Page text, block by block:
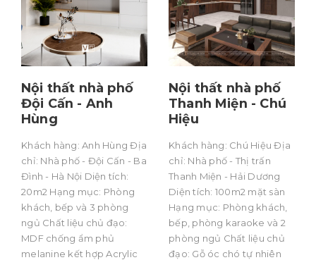
Nội thất nhà phố
Đội Cấn - Anh
Hùng
Khách hàng: Anh Hùng Địa
chỉ: Nhà phố - Đội Cấn - Ba
Đình - Hà Nội Diện tích:
20m2 Hạng mục: Phòng
khách, bếp và 3 phòng
ngủ Chất liệu chủ đạo:
MDF chống ẩm phủ
melanine kết hợp Acrylic
Nội thất nhà phố
Thanh Miện - Chú
Hiệu
Khách hàng: Chú Hiệu Địa
chỉ: Nhà phố - Thị trấn
Thanh Miện - Hải Dương
Diện tích: 100m2 mặt sàn
Hạng mục: Phòng khách,
bếp, phòng karaoke và 2
phòng ngủ Chất liệu chủ
đạo: Gỗ óc chó tự nhiên